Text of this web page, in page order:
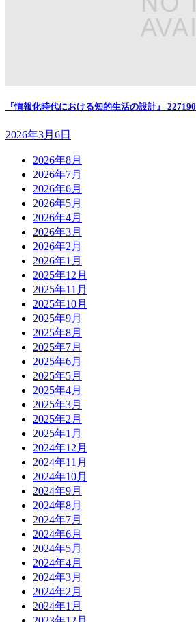
『情報化時代における知的生活の設計』 227190
2026年3月6日
2026年8月
2026年7月
2026年6月
2026年5月
2026年4月
2026年3月
2026年2月
2026年1月
2025年12月
2025年11月
2025年10月
2025年9月
2025年8月
2025年7月
2025年6月
2025年5月
2025年4月
2025年3月
2025年2月
2025年1月
2024年12月
2024年11月
2024年10月
2024年9月
2024年8月
2024年7月
2024年6月
2024年5月
2024年4月
2024年3月
2024年2月
2024年1月